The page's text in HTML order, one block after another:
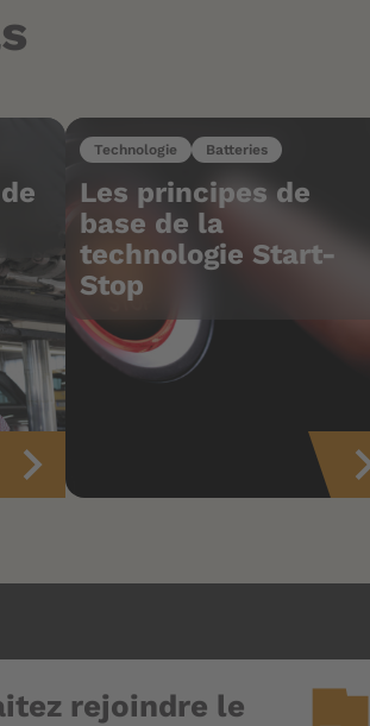
Technologie Batteries
Les principes de
base de la
technologie Start-
Stop
rejoindre le